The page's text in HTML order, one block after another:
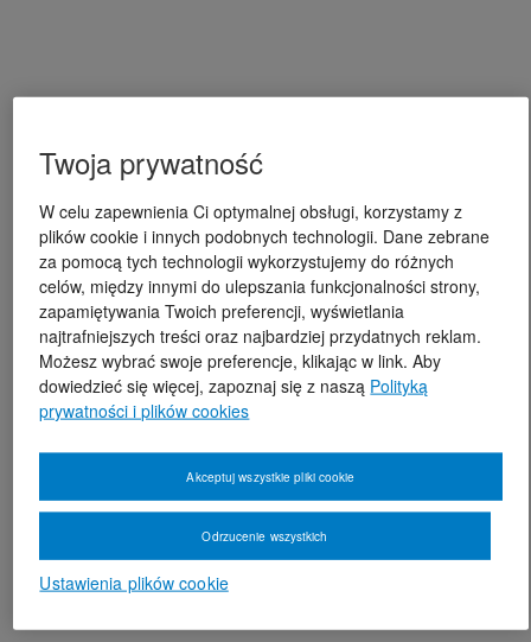
Twoja prywatność
W celu zapewnienia Ci optymalnej obsługi, korzystamy z
plików cookie i innych podobnych technologii. Dane zebrane
za pomocą tych technologii wykorzystujemy do różnych
celów, między innymi do ulepszania funkcjonalności strony,
zapamiętywania Twoich preferencji, wyświetlania
najtrafniejszych treści oraz najbardziej przydatnych reklam.
Możesz wybrać swoje preferencje, klikając w link. Aby
dowiedzieć się więcej, zapoznaj się z naszą Polityką
prywatności i plików cookies
Ustawienia plików cookie
Odrzucenie wszystkich
Akceptuj wszystkie pliki cookie